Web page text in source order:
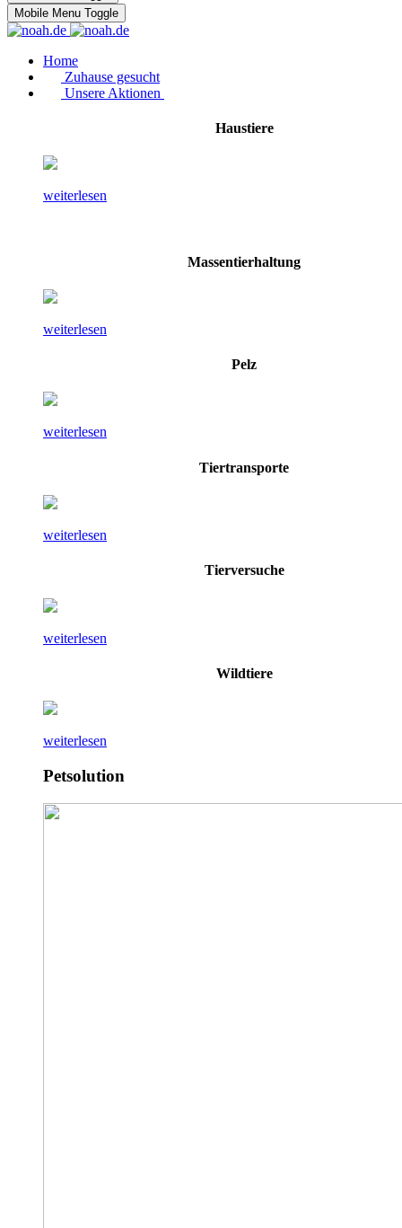
Mobile Menu Toggle
Home
Zuhause gesucht
Unsere Aktionen
Haustiere
weiterlesen
Massentierhaltung
weiterlesen
Pelz
weiterlesen
Tiertransporte
weiterlesen
Tierversuche
weiterlesen
Wildtiere
weiterlesen
Petsolution